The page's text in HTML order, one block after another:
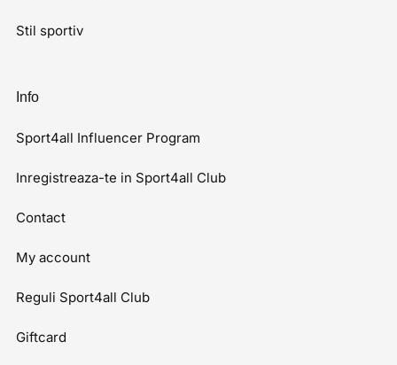
Stil sportiv
Info
Sport4all Influencer Program
Inregistreaza-te in Sport4all Club
Contact
My account
Reguli Sport4all Club
Giftcard